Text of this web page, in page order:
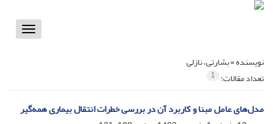
Toggle
نویسنده =بشارتی، نازلی
تعداد مقالات: 1
مدل‌های عامل مبنا و کاربرد آن در بررسی خطرات انتقال بیماری‌ همه‌گیر